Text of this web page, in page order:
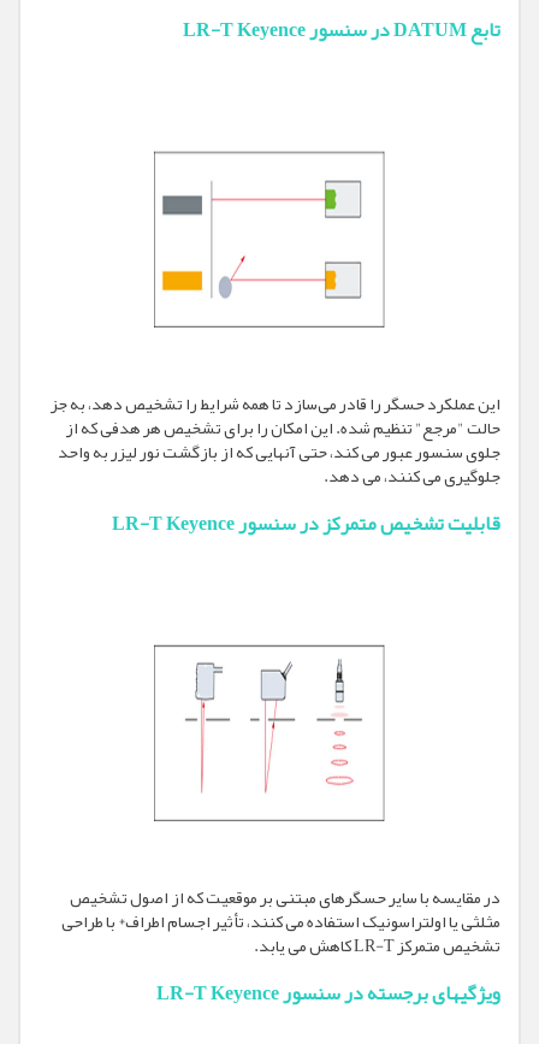
تابع DATUM در سنسور LR-T Keyence
این عملکرد حسگر را قادر می‌سازد تا همه شرایط را تشخیص دهد، به جز
حالت "مرجع" تنظیم شده. این امکان را برای تشخیص هر هدفی که از
جلوی سنسور عبور می کند، حتی آنهایی که از بازگشت نور لیزر به واحد
جلوگیری می کنند، می دهد.
قابلیت تشخیص متمرکز در سنسور LR-T Keyence
در مقایسه با سایر حسگرهای مبتنی بر موقعیت که از اصول تشخیص
مثلثی یا اولتراسونیک استفاده می کنند، تأثیر اجسام اطراف* با طراحی
تشخیص متمرکز LR-T کاهش می یابد.
ویژگیهای برجسته در سنسور LR-T Keyence